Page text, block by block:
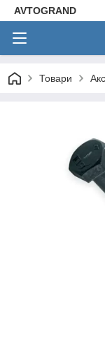
AVTOGRAND
Товари